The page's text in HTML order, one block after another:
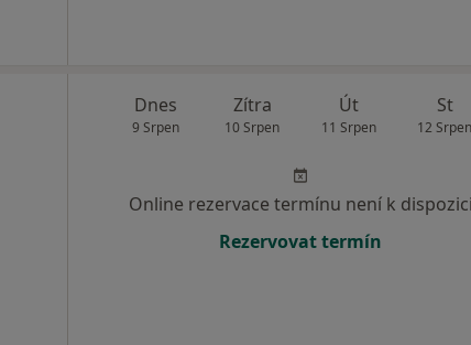
Dnes
9 Srpen
Zítra
10 Srpen
Út
11 Srpen
St
12 Srpen
Online rezervace termínu není k dispozici
Rezervovat termín